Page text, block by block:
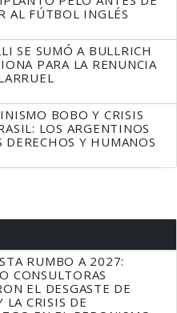
AL FÚTBOL INGLÉS
SE SUMÓ A BULLRICH
PARA LA RENUNCIA
BOBO Y CRISIS
LOS ARGENTINOS
DERECHOS Y HUMANOS
RUMBO A 2027:
CONSULTORAS
EL DESGASTE DE
LA CRISIS DE